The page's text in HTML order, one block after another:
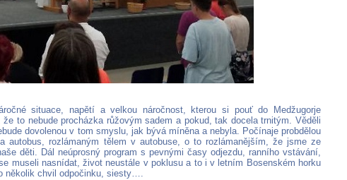
situace, napětí a velkou náročnost, kterou si pouť do Medžugorje
to nebude procházka růžovým sadem a pokud, tak docela trnitým. Věděli
dovolenou v tom smyslu, jak bývá míněna a nebyla. Počínaje probdělou
autobus, rozlámaným tělem v autobuse, o to rozlámanějším, že jsme ze
děti. Dál neúprosný program s pevnými časy odjezdu, ranního vstávání,
museli nasnídat, život neustále v poklusu a to i v letním Bosenském horku
několik chvil odpočinku, siesty….